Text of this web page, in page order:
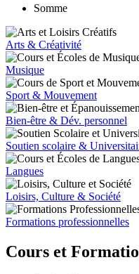
Somme
Arts & Créativité
Musique
Sport & Mouvement
Bien-être & Dév. personnel
Soutien scolaire &
Langues
Loisirs, Culture & Société
Formations professionnelles
Cours et